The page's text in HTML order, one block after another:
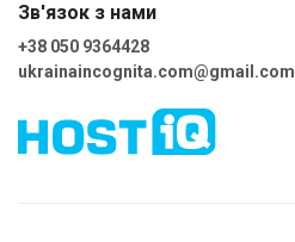
Зв'язок з нами
+38 050 9364428
ukrainaincognita.com@gmail.com